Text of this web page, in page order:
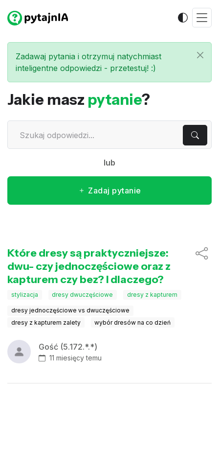
Zadawaj pytania i otrzymuj natychmiast
inteligentne odpowiedzi - przetestuj! :)
Jakie masz pytanie?
lub
Zadaj pytanie
Które dresy są praktyczniejsze:
dwu- czy jednoczęściowe oraz z
kapturem czy bez? I dlaczego?
stylizacja dresy dwuczęściowe dresy z kapturem
dresy jednoczęściowe vs dwuczęściowe
dresy z kapturem zalety
wybór dresów na co dzień
Gość (5.172.*.*)
11 miesięcy temu